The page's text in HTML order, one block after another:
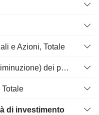
e Azioni, Totale
Variazione netta (aumento/diminuzione) dei prestiti originati / venduti - Investimento
di investimento